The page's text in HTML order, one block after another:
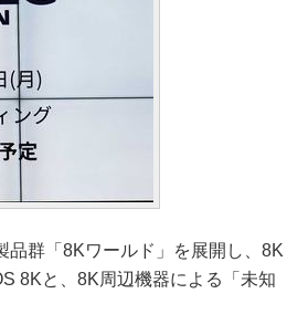
群「8Kワールド」を展開し、8K
8Kと、8K周辺機器による「未知